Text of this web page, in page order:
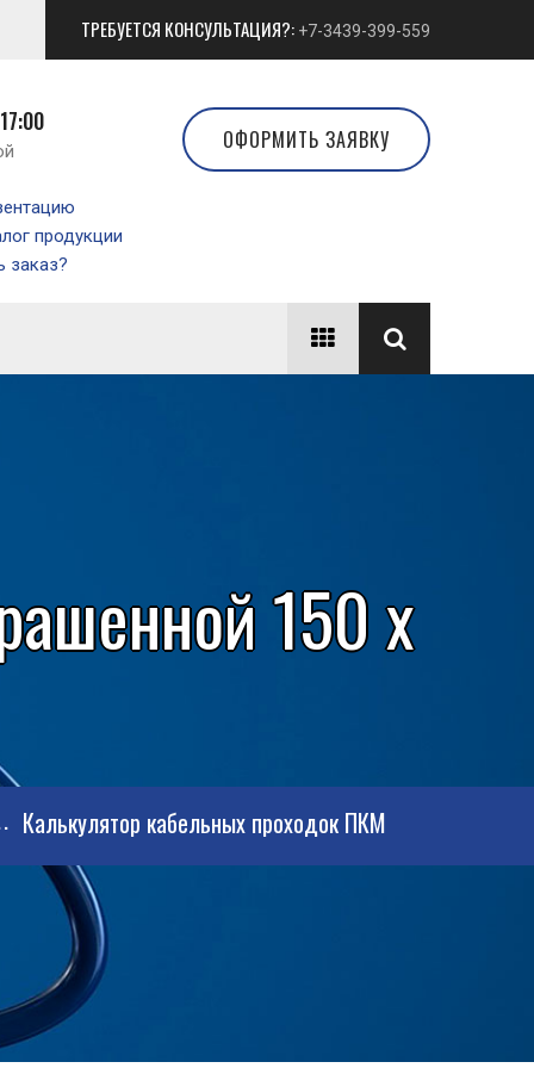
ТРЕБУЕТСЯ КОНСУЛЬТАЦИЯ?: +7-3439-399-559
продукции
заказ?
ОФОРМИТЬ ЗАЯВКУ
150 x
Калькулятор кабельных проходок ПКМ